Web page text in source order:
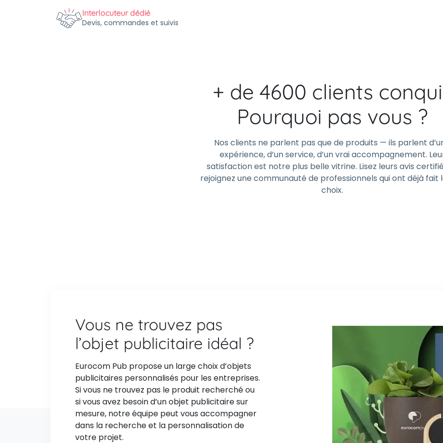
Interlocuteur dédié
Devis, commandes et suivis
+ de 4600 clients
Pourquoi pas vous ?
Nos clients ne parlent pas que de produits — ils parlent
expérience, d’un service, d’un vrai accompagnement.
satisfaction est notre plus belle vitrine. Lisez leurs avis
rejoignez une communauté de professionnels qui ont déjà fait
choix.
Vous ne trouvez pas
l’objet publicitaire idéal ?
Eurocom Pub propose un large choix d’objets
publicitaires personnalisés pour les entreprises.
Si vous ne trouvez pas le produit recherché ou
si vous avez besoin d’un objet publicitaire sur
mesure, notre équipe peut vous accompagner
dans la recherche et la personnalisation de
votre projet.